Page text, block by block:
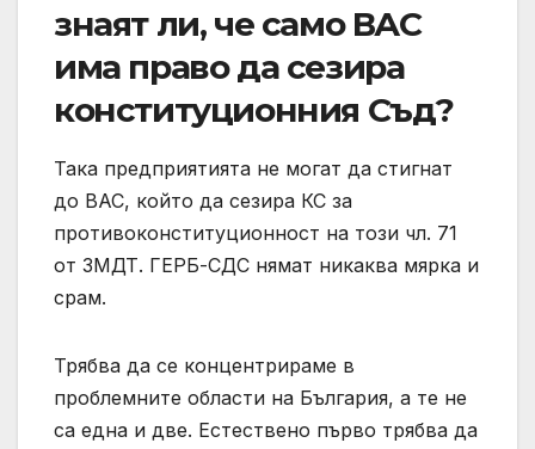
знаят ли, че само ВАС
има право да сезира
конституционния Съд?
Така предприятията не могат да стигнат
до ВАС, който да сезира КС за
противоконституционност на този чл. 71
от ЗМДТ. ГЕРБ-СДС нямат никаква мярка и
срам.
Трябва да се концентрираме в
проблемните области на България, а те не
са една и две. Естествено първо трябва да